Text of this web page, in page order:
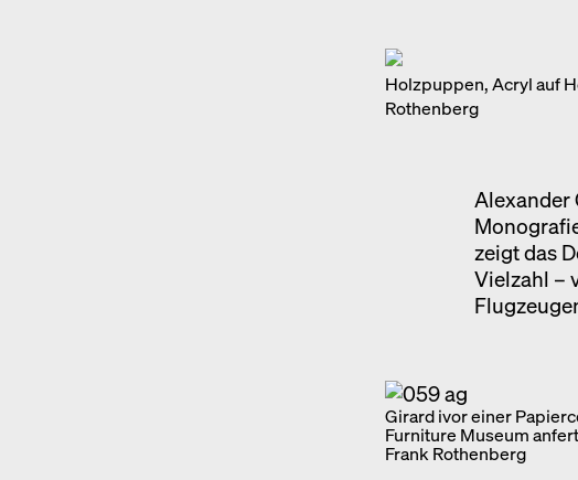
Holzpuppen, Acryl auf
Rothenberg
Alexander
zeigt das
Vielzahl –
Girard ivor einer
Furniture Museum
Frank Rothenberg